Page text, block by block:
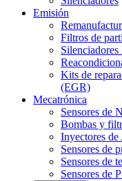
Emisión
Filtros de
Kits de
(EGR)
Mecatrónica
Sensores de
Bombas y
Inyectores
Sensores de
Sensores de
Sensores de